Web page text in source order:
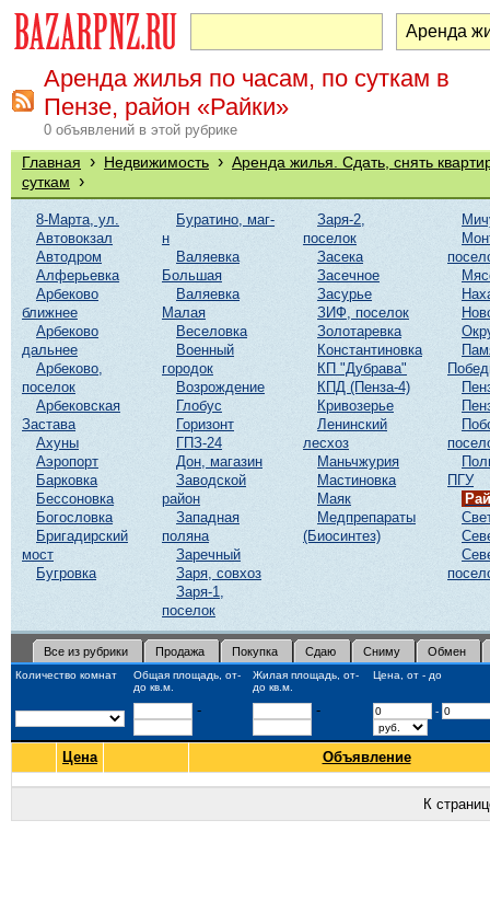
Аренда жилья по часам, по суткам в
Пензе, район «Райки»
0 объявлений в этой рубрике
Главная › Недвижимость › Аренда жилья. Сдать, снять
суткам ›
8-Марта, ул.
Автовокзал
Автодром
Алферьевка
Арбеково
ближнее
Арбеково
дальнее
Арбеково,
поселок
Арбековская
Застава
Ахуны
Аэропорт
Барковка
Бессоновка
Богословка
Бригадирский
мост
Бугровка
Буратино, маг-
н
Валяевка
Большая
Валяевка
Малая
Веселовка
Военный
городок
Возрождение
Глобус
Горизонт
ГПЗ-24
Дон, магазин
Заводской
район
Западная
поляна
Заречный
Заря, совхоз
Заря-1,
поселок
Заря-2,
поселок
Засека
Засечное
Засурье
ЗИФ, поселок
Золотаревка
Константиновка
КП "Дубрава"
КПД (Пенза-4)
Кривозерье
Ленинский
лесхоз
Маньчжурия
Мастиновка
Маяк
Медпрепараты
(Биосинтез)
ПГУ
Все из рубрики Продажа Покупка Сдаю Сниму Обмен
Количество комнат
Общая площадь, от-
до кв.м.
Жилая площадь, от-
до кв.м.
Цена, от - до
- - -
Цена Объявление
К